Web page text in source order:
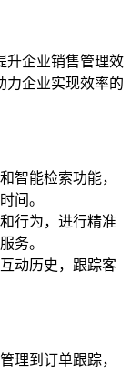
升企业销售管理效
力企业实现效率的
智能检索功能，
间。
行为，进行精准
务。
动历史，跟踪客
理到订单跟踪，